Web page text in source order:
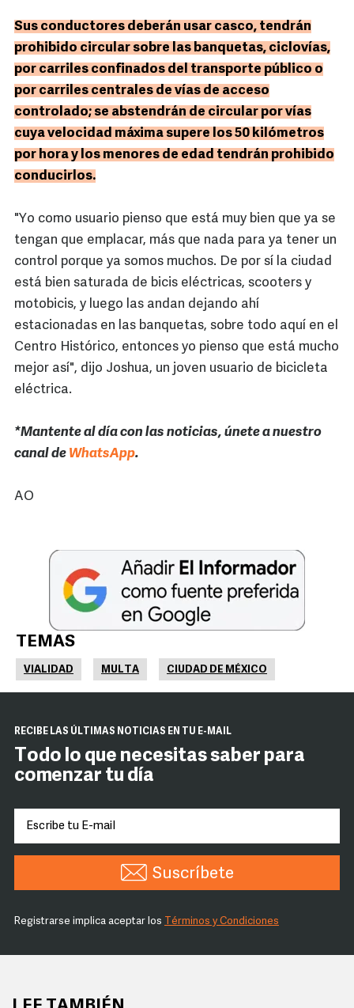
Sus conductores deberán usar casco, tendrán
prohibido circular sobre las banquetas, ciclovías,
por carriles confinados del transporte público o
por carriles centrales de vías de acceso
controlado; se abstendrán de circular por vías
cuya velocidad máxima supere los 50 kilómetros
por hora y los menores de edad tendrán prohibido
conducirlos.
"Yo como usuario pienso que está muy bien que ya se
tengan que emplacar, más que nada para ya tener un
control porque ya somos muchos. De por sí la ciudad
está bien saturada de bicis eléctricas, scooters y
motobicis, y luego las andan dejando ahí
estacionadas en las banquetas, sobre todo aquí en el
Centro Histórico, entonces yo pienso que está mucho
mejor así", dijo Joshua, un joven usuario de bicicleta
eléctrica.
*Mantente al día con las noticias, únete a nuestro
canal de WhatsApp.
AO
TEMAS
VIALIDAD MULTA CIUDAD DE MÉXICO
RECIBE LAS ÚLTIMAS NOTICIAS EN TU E-MAIL
Todo lo que necesitas saber para
comenzar tu día
Suscríbete
Registrarse implica aceptar los Términos y Condiciones